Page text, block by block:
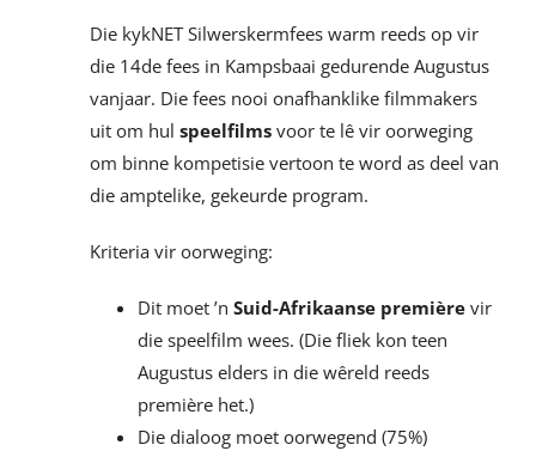
Die kykNET Silwerskermfees warm reeds op vir
die 14de fees in Kampsbaai gedurende Augustus
vanjaar. Die fees nooi onafhanklike filmmakers
uit om hul speelfilmsvoor te lê vir oorweging
om binne kompetisie vertoon te word as deel van
die amptelike, gekeurde program.
Kriteria vir oorweging:
Dit moet ’n Suid-Afrikaanse première vir
die speelfilm wees. (Die fliek kon teen
Augustus elders in die wêreld reeds
première het.)
Die dialoog moet oorwegend (75%)